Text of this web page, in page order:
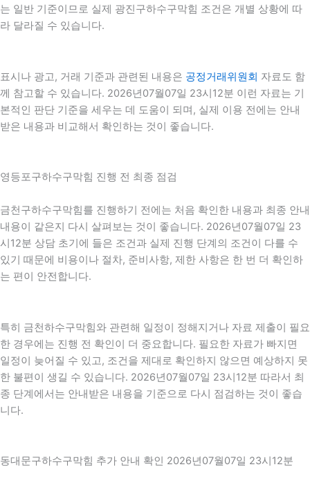
는 일반 기준이므로 실제 광진구하수구막힘 조건은 개별 상황에 따
라 달라질 수 있습니다.
표시나 광고, 거래 기준과 관련된 내용은 공정거래위원회 자료도 함
께 참고할 수 있습니다. 2026년07월07일 23시12분 이런 자료는 기
본적인 판단 기준을 세우는 데 도움이 되며, 실제 이용 전에는 안내
받은 내용과 비교해서 확인하는 것이 좋습니다.
영등포구하수구막힘 진행 전 최종 점검
금천구하수구막힘를 진행하기 전에는 처음 확인한 내용과 최종 안내
내용이 같은지 다시 살펴보는 것이 좋습니다. 2026년07월07일 23
시12분 상담 초기에 들은 조건과 실제 진행 단계의 조건이 다를 수
있기 때문에 비용이나 절차, 준비사항, 제한 사항은 한 번 더 확인하
는 편이 안전합니다.
특히 금천하수구막힘와 관련해 일정이 정해지거나 자료 제출이 필요
한 경우에는 진행 전 확인이 더 중요합니다. 필요한 자료가 빠지면
일정이 늦어질 수 있고, 조건을 제대로 확인하지 않으면 예상하지 못
한 불편이 생길 수 있습니다. 2026년07월07일 23시12분 따라서 최
종 단계에서는 안내받은 내용을 기준으로 다시 점검하는 것이 좋습
니다.
동대문구하수구막힘 추가 안내 확인 2026년07월07일 23시12분